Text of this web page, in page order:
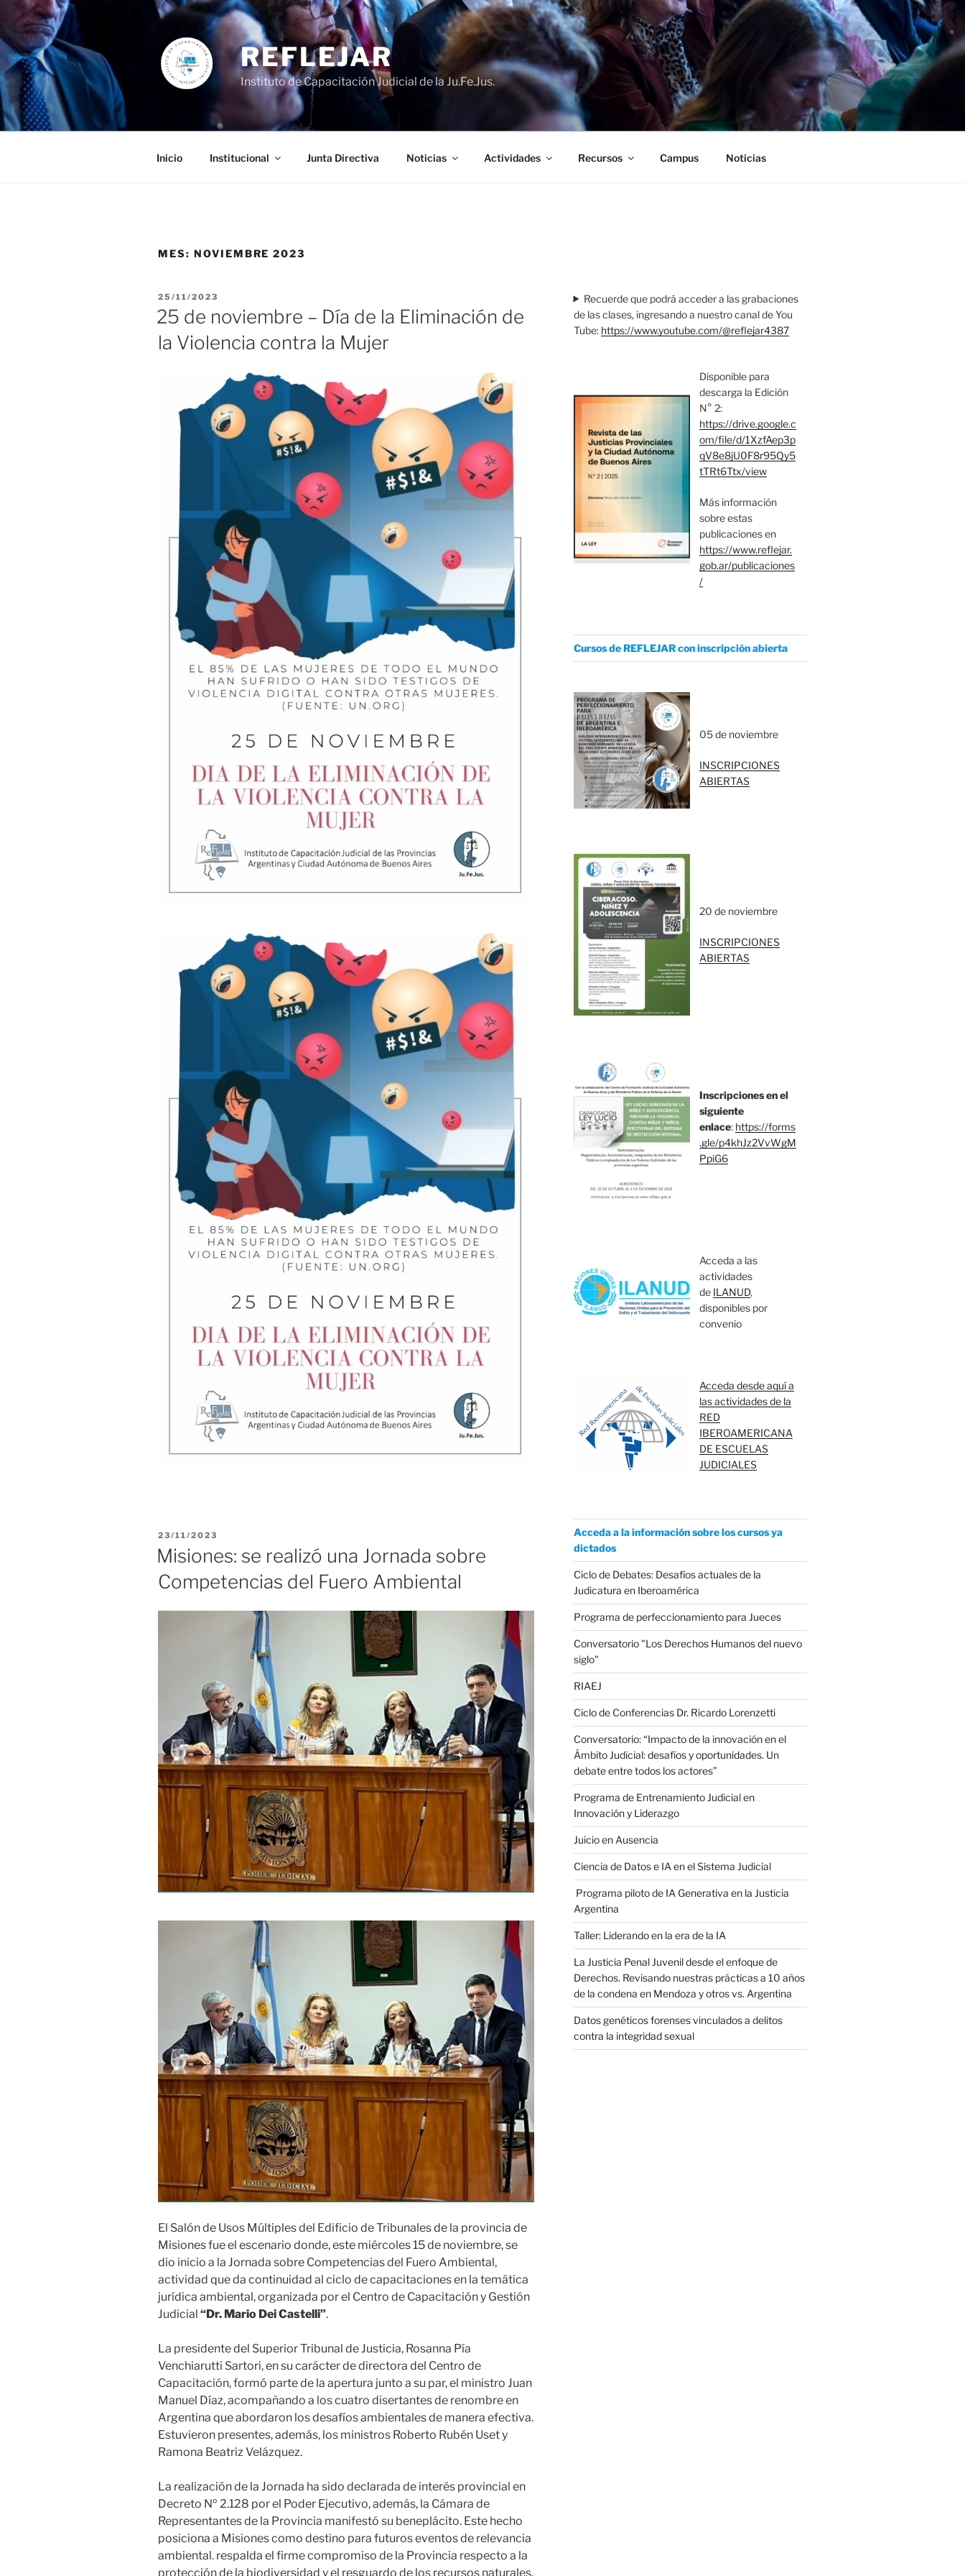
contenido
REFLEJAR
Instituto de Capacitación Judicial de la Ju.Fe.Jus.
Inicio Institucional Junta Directiva Noticias Actividades Recursos Campus Noticias
MES: NOVIEMBRE 2023
PUBLICADO
EL
25/11/2023
25 de noviembre – Día de la Eliminación de
la Violencia contra la Mujer
PUBLICADO
EL
23/11/2023
Misiones: se realizó una Jornada sobre
Competencias del Fuero Ambiental
El Salón de Usos Múltiples del Edificio de Tribunales de la provincia de
Misiones fue el escenario donde, este miércoles 15 de noviembre, se
dio inicio a la Jornada sobre Competencias del Fuero Ambiental,
actividad que da continuidad al ciclo de capacitaciones en la temática
jurídica ambiental, organizada por el Centro de Capacitación y Gestión
Judicial “Dr. Mario Dei Castelli”.
La presidente del Superior Tribunal de Justicia, Rosanna Pía
Venchiarutti Sartori, en su carácter de directora del Centro de
Capacitación, formó parte de la apertura junto a su par, el ministro Juan
Manuel Díaz, acompañando a los cuatro disertantes de renombre en
Argentina que abordaron los desafíos ambientales de manera efectiva.
Estuvieron presentes, además, los ministros Roberto Rubén Uset y
Ramona Beatriz Velázquez.
La realización de la Jornada ha sido declarada de interés provincial en
Decreto Nº 2.128 por el Poder Ejecutivo, además, la Cámara de
Representantes de la Provincia manifestó su beneplácito. Este hecho
posiciona a Misiones como destino para futuros eventos de relevancia
ambiental. respalda el firme compromiso de la Provincia respecto a la
protección de la biodiversidad y el resguardo de los recursos naturales.
Recuerde que podrá acceder a las grabaciones
de las clases, ingresando a nuestro canal de You
Tube: https://www.youtube.com/@reflejar4387
Disponible para
descarga la Edición
N° 2:
https://drive.google.c
om/file/d/1XzfAep3p
qV8e8jU0F8r95Qy5
tTRt6Ttx/view
Más información
sobre estas
publicaciones en
https://www.reflejar.
gob.ar/publicaciones
/
Cursos de REFLEJAR con inscripción abierta
05 de noviembre
INSCRIPCIONES
ABIERTAS
20 de noviembre
INSCRIPCIONES
ABIERTAS
Inscripciones en el
siguiente
enlace: https://forms
.gle/p4khJz2VvWgM
PpiG6
Acceda a las
actividades
de ILANUD,
disponibles por
convenio
Acceda desde aquí a
las actividades de la
RED
IBEROAMERICANA
DE ESCUELAS
JUDICIALES
Acceda a la información sobre los cursos ya
dictados
Ciclo de Debates: Desafíos actuales de la
Judicatura en Iberoamérica
Programa de perfeccionamiento para Jueces
Conversatorio "Los Derechos Humanos del nuevo
siglo"
RIAEJ
Ciclo de Conferencias Dr. Ricardo Lorenzetti
Conversatorio: “Impacto de la innovación en el
Ámbito Judicial: desafíos y oportunidades. Un
debate entre todos los actores”
Programa de Entrenamiento Judicial en
Innovación y Liderazgo
Juicio en Ausencia
Ciencia de Datos e IA en el Sistema Judicial
Programa piloto de IA Generativa en la Justicia
Argentina
Taller: Liderando en la era de la IA
La Justicia Penal Juvenil desde el enfoque de
Derechos. Revisando nuestras prácticas a 10 años
de la condena en Mendoza y otros vs. Argentina
Datos genéticos forenses vinculados a delitos
contra la integridad sexual